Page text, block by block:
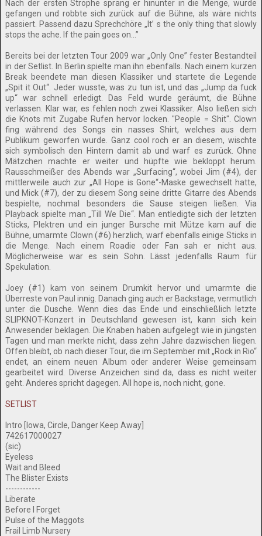
Nach der ersten Strophe sprang er hinunter in die Menge, wurde
gefangen und robbte sich zurück auf die Bühne, als wäre nichts
passiert. Passend dazu Sprechchöre „It’ s the only thing that slowly
stops the ache. If the pain goes on…”
Bereits bei der letzten Tour 2009 war „Only One” fester Bestandteil
in der Setlist. In Berlin spielte man ihn ebenfalls. Nach einem kurzen
Break beendete man diesen Klassiker und startete die Legende
„Spit it Out“. Jeder wusste, was zu tun ist, und das „Jump da fuck
up“ war schnell erledigt. Das Feld wurde geräumt, die Bühne
verlassen. Klar war, es fehlen noch zwei Klassiker. Also ließen sich
die Knots mit Zugabe Rufen hervor locken. "People = Shit". Clown
fing während des Songs ein nasses Shirt, welches aus dem
Publikum geworfen wurde. Ganz cool roch er an diesem, wischte
sich symbolisch den Hintern damit ab und warf es zurück. Ohne
Mätzchen machte er weiter und hüpfte wie bekloppt herum.
Rausschmeißer des Abends war „Surfacing“, wobei Jim (#4), der
mittlerweile auch zur „All Hope is Gone“-Maske gewechselt hatte,
und Mick (#7), der zu diesem Song seine dritte Gitarre des Abends
bespielte, nochmal besonders die Sause steigen ließen. Via
Playback spielte man „Till We Die“. Man entledigte sich der letzten
Sticks, Plektren und ein junger Bursche mit Mütze kam auf die
Bühne, umarmte Clown (#6) herzlich, warf ebenfalls einige Sticks in
die Menge. Nach einem Roadie oder Fan sah er nicht aus.
Möglicherweise war es sein Sohn. Lässt jedenfalls Raum für
Spekulation.
Joey (#1) kam von seinem Drumkit hervor und umarmte die
Überreste von Paul innig. Danach ging auch er Backstage, vermutlich
unter die Dusche. Wenn dies das Ende und einschließlich letzte
SLIPKNOT-Konzert in Deutschland gewesen ist, kann sich kein
Anwesender beklagen. Die Knaben haben aufgelegt wie in jüngsten
Tagen und man merkte nicht, dass zehn Jahre dazwischen liegen.
Offen bleibt, ob nach dieser Tour, die im September mit „Rock in Rio“
endet, an einem neuen Album oder anderer Weise gemeinsam
gearbeitet wird. Diverse Anzeichen sind da, dass es nicht weiter
geht. Anderes spricht dagegen. All hope is, noch nicht, gone.
SETLIST
Intro [Iowa, Circle, Danger Keep Away]
742617000027
(sic)
Eyeless
Wait and Bleed
The Blister Exists
------------
Liberate
Before I Forget
Pulse of the Maggots
Frail Limb Nursery